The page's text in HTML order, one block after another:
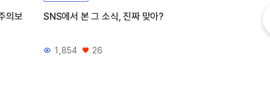
의보 SNS에서 본 그 소식, 진짜 맞아?
조회수
1,854
좋아요
26